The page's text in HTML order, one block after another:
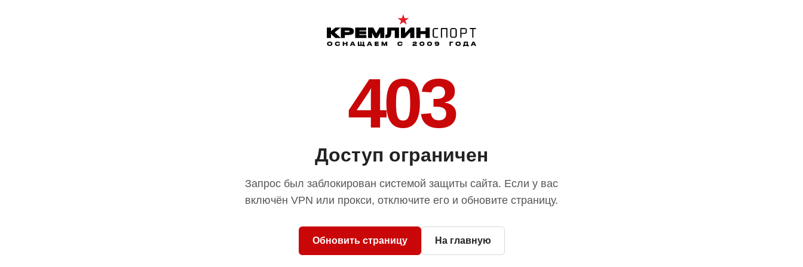
403
Доступ ограничен
Запрос был заблокирован системой защиты сайта. Если у вас
включён VPN или прокси, отключите его и обновите страницу.
Обновить страницу На главную